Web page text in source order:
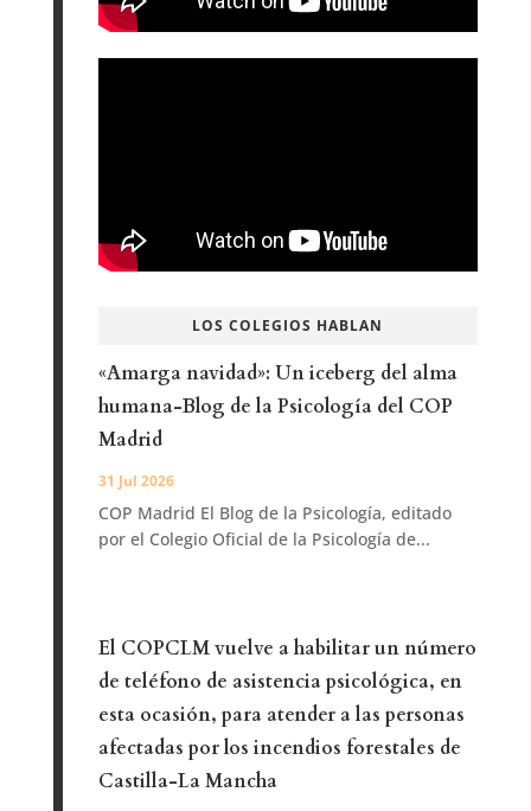
LOS COLEGIOS HABLAN
«Amarga navidad»: Un iceberg del alma
humana-Blog de la Psicología del COP
Madrid
31 Jul 2026
COP Madrid El Blog de la Psicología, editado
por el Colegio Oficial de la Psicología de...
El COPCLM vuelve a habilitar un número
de teléfono de asistencia psicológica, en
esta ocasión, para atender a las personas
afectadas por los incendios forestales de
Castilla-La Mancha